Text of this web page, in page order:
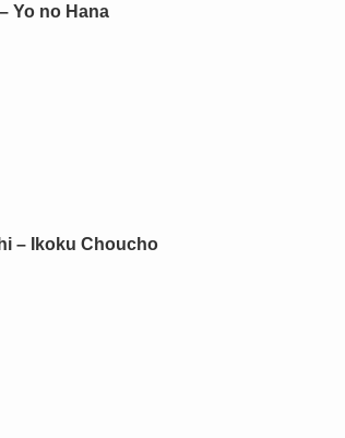
Yo no Hana
– Ikoku Choucho